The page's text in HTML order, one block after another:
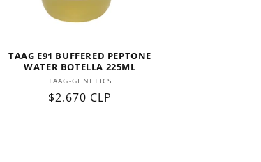
TAAG E91 BUFFERED PEPTONE
WATER BOTELLA 225ML
Proveedor:
TAAG-GENETICS
Precio
$2.670 CLP